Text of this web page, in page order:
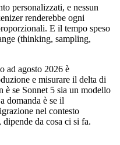
personalizzati, e nessun
renderebbe ogni
E il tempo speso
(thinking, sampling,
ad agosto 2026 è
e misurare il delta di
è se Sonnet 5 sia un modello
domanda è se il
nel contesto
da cosa ci si fa.